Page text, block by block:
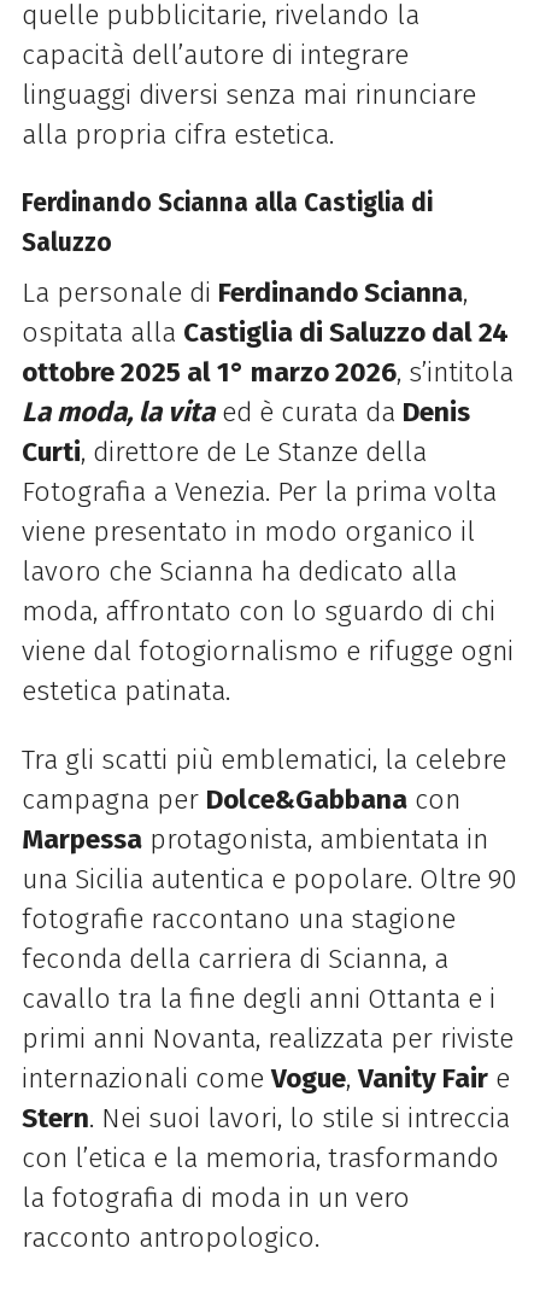
quelle pubblicitarie, rivelando la
capacità dell’autore di integrare
linguaggi diversi senza mai rinunciare
alla propria cifra estetica.
Ferdinando Scianna alla Castiglia di
Saluzzo
La personale di Ferdinando Scianna,
ospitata alla Castiglia di Saluzzo dal 24
ottobre 2025 al 1° marzo 2026, s’intitola
La moda, la vitaed è curata da Denis
Curti, direttore de Le Stanze della
Fotografia a Venezia. Per la prima volta
viene presentato in modo organico il
lavoro che Scianna ha dedicato alla
moda, affrontato con lo sguardo di chi
viene dal fotogiornalismo e rifugge ogni
estetica patinata.
Tra gli scatti più emblematici, la celebre
campagna per Dolce&Gabbanacon
Marpessaprotagonista, ambientata in
una Sicilia autentica e popolare. Oltre 90
fotografie raccontano una stagione
feconda della carriera di Scianna, a
cavallo tra la fine degli anni Ottanta e i
primi anni Novanta, realizzata per riviste
internazionali comeVogue,Vanity Faire
Stern. Nei suoi lavori, lo stile si intreccia
con l’etica e la memoria, trasformando
la fotografia di moda in un vero
racconto antropologico.